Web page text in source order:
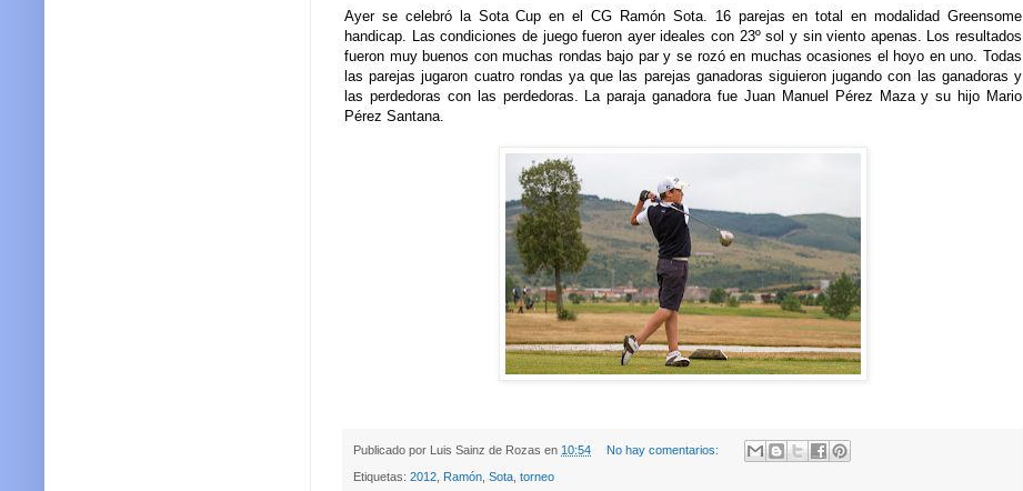
Ayer se celebró la Sota Cup en el CG Ramón Sota. 16 parejas en total en modalidad Greensome
handicap. Las condiciones de juego fueron ayer ideales con 23º sol y sin viento apenas. Los resultados
fueron muy buenos con muchas rondas bajo par y se rozó en muchas ocasiones el hoyo en uno. Todas
las parejas jugaron cuatro rondas ya que las parejas ganadoras siguieron jugando con las ganadoras y
las perdedoras con las perdedoras. La paraja ganadora fue Juan Manuel Pérez Maza y su hijo Mario
Pérez Santana.
Publicado por Luis Sainz de Rozas en 10:54 No hay comentarios:
Etiquetas: 2012 Ramón Sota torneo